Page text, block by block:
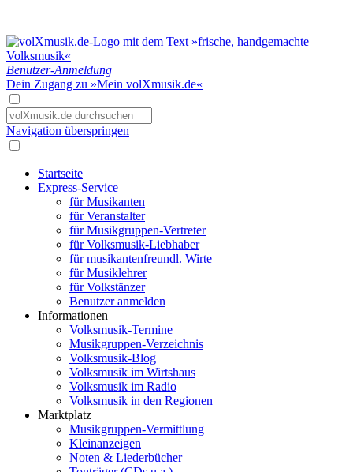
Benutzer-Anmeldung
Dein Zugang zu »Mein volXmusik.de«
Navigation überspringen
Startseite
Express-Service
für Musikanten
für Veranstalter
für Musikgruppen-Vertreter
für Volksmusik-Liebhaber
für musikantenfreundl. Wirte
für Musiklehrer
für Volkstänzer
Benutzer anmelden
Informationen
Volksmusik-Termine
Musikgruppen-Verzeichnis
Volksmusik-Blog
Volksmusik im Wirtshaus
Volksmusik im Radio
Volksmusik in den Regionen
Marktplatz
Musikgruppen-Vermittlung
Kleinanzeigen
Noten & Liederbücher